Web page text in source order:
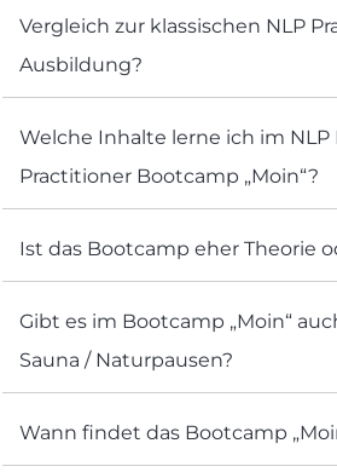
Vergleich zur klassischen NLP
Ausbildung?
Welche Inhalte lerne ich im
Practitioner Bootcamp „Moin“?
Ist das Bootcamp eher Theorie
Gibt es im Bootcamp „Moin“
Sauna / Naturpausen?
Wann findet das Bootcamp